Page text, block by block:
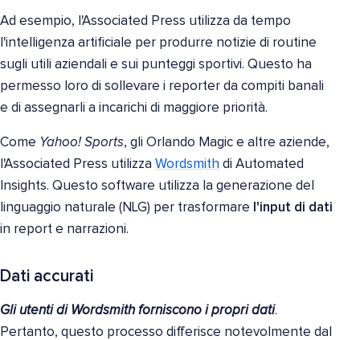
Ad esempio, l'Associated Press utilizza da tempo
l'intelligenza artificiale per produrre notizie di routine
sugli utili aziendali e sui punteggi sportivi. Questo ha
permesso loro di sollevare i reporter da compiti banali
e di assegnarli a incarichi di maggiore priorità.
Come Yahoo! Sports, gli Orlando Magic e altre aziende,
l'Associated Press utilizza Wordsmith di Automated
Insights. Questo software utilizza la generazione del
linguaggio naturale (NLG) per trasformare l'input di dati
in report e narrazioni.
Dati accurati
Gli utenti di Wordsmith forniscono i propri dati.
Pertanto, questo processo differisce notevolmente dal